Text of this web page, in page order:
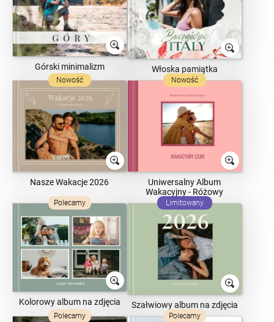
Górski minimalizm Włoska pamiątka
Nowość
Nasze Wakacje 2026
Nowość
Uniwersalny Album
Wakacyjny - Różowy
Polecamy
Kolorowy album na zdjęcia
Limitowany
Szałwiowy album na zdjęcia
Polecamy Polecamy